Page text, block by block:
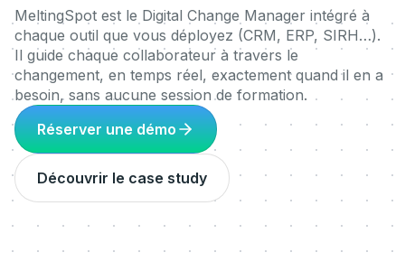
MeltingSpot est le Digital Change Manager intégré à
chaque outil que vous déployez (CRM, ERP, SIRH…).
Il guide chaque collaborateur à travers le
changement, en temps réel, exactement quand il en a
besoin, sans aucune session de formation.
Réserver une démo
Découvrir le case study